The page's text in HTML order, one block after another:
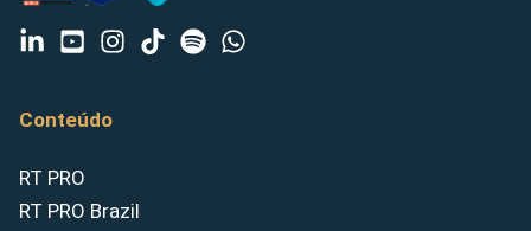
Conteúdo
RT PRO
RT PRO Brazil